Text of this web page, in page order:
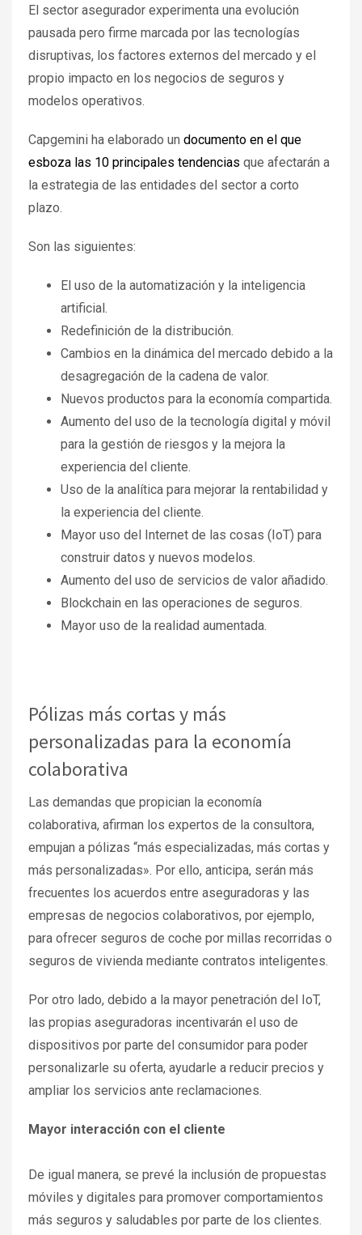
El sector asegurador experimenta una evolución
pausada pero firme marcada por las tecnologías
disruptivas, los factores externos del mercado y el
propio impacto en los negocios de seguros y
modelos operativos.
Capgemini ha elaborado un documento en el que
esboza las 10 principales tendencias que afectarán a
la estrategia de las entidades del sector a corto
plazo.
Son las siguientes:
El uso de la automatización y la inteligencia
artificial.
Redefinición de la distribución.
Cambios en la dinámica del mercado debido a la
desagregación de la cadena de valor.
Nuevos productos para la economía compartida.
Aumento del uso de la tecnología digital y móvil
para la gestión de riesgos y la mejora la
experiencia del cliente.
Uso de la analítica para mejorar la rentabilidad y
la experiencia del cliente.
Mayor uso del Internet de las cosas (IoT) para
construir datos y nuevos modelos.
Aumento del uso de servicios de valor añadido.
Blockchain en las operaciones de seguros.
Mayor uso de la realidad aumentada.
Pólizas más cortas y más
personalizadas para la economía
colaborativa
Las demandas que propician la economía
colaborativa, afirman los expertos de la consultora,
empujan a pólizas “más especializadas, más cortas y
más personalizadas». Por ello, anticipa, serán más
frecuentes los acuerdos entre aseguradoras y las
empresas de negocios colaborativos, por ejemplo,
para ofrecer seguros de coche por millas recorridas o
seguros de vivienda mediante contratos inteligentes.
Por otro lado, debido a la mayor penetración del IoT,
las propias aseguradoras incentivarán el uso de
dispositivos por parte del consumidor para poder
personalizarle su oferta, ayudarle a reducir precios y
ampliar los servicios ante reclamaciones.
Mayor interacción con el cliente
De igual manera, se prevé la inclusión de propuestas
móviles y digitales para promover comportamientos
más seguros y saludables por parte de los clientes.